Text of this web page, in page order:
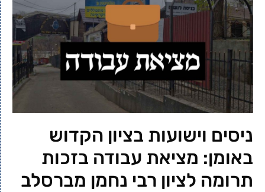
ניסים וישועות בציון הקדוש
באומן: מציאת עבודה בזכות
תרומה לציון רבי נחמן מברסלב